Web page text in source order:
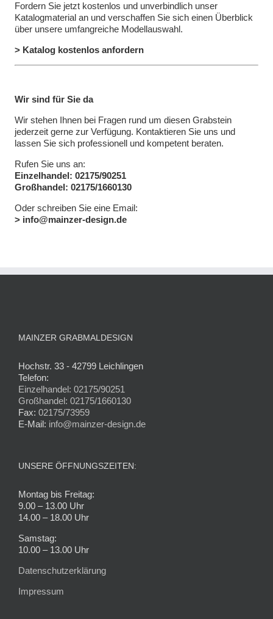
Fordern Sie jetzt kostenlos und unverbindlich unser
Katalogmaterial an und verschaffen Sie sich einen Überblick
über unsere umfangreiche Modellauswahl.
> Katalog kostenlos anfordern
Wir sind für Sie da
Wir stehen Ihnen bei Fragen rund um diesen Grabstein
jederzeit gerne zur Verfügung. Kontaktieren Sie uns und
lassen Sie sich professionell und kompetent beraten.
Rufen Sie uns an:
Einzelhandel: 02175/90251
Großhandel: 02175/1660130
Oder schreiben Sie eine Email:
> info@mainzer-design.de
MAINZER GRABMALDESIGN
Hochstr. 33 - 42799 Leichlingen
Telefon:
Einzelhandel: 02175/90251
Großhandel: 02175/1660130
Fax: 02175/73959
E-Mail: info@mainzer-design.de
UNSERE ÖFFNUNGSZEITEN:
Montag bis Freitag:
9.00 – 13.00 Uhr
14.00 – 18.00 Uhr
Samstag:
10.00 – 13.00 Uhr
Datenschutzerklärung
Impressum